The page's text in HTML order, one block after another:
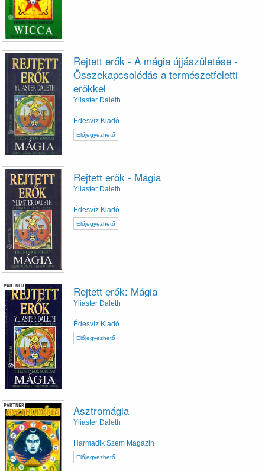
Rejtett erők - A mágia újjászületése -
Összekapcsolódás a természetfeletti
erőkkel
Yliaster Daleth
Édesvíz Kiadó
Előjegyezhető
Rejtett erők - Mágia
Yliaster Daleth
Édesvíz Kiadó
Előjegyezhető
PARTNER Rejtett erők: Mágia
Yliaster Daleth
Édesvíz Kiadó
Előjegyezhető
PARTNER Asztromágia
Yliaster Daleth
Harmadik Szem Magazin
Előjegyezhető